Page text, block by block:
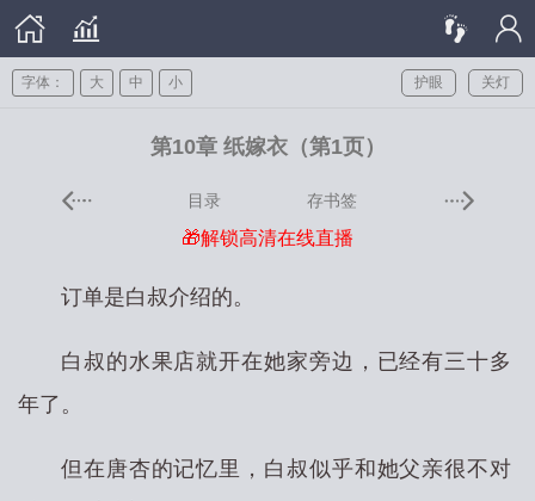
关灯
护眼
字体： 大 中 小
第10章 纸嫁衣（第1页）
目录 存书签
🎁解锁高清在线直播
订单是白叔介绍的。
白叔的水果店就开在她家旁边，已经有三十多
年了。
但在唐杏的记忆里，白叔似乎和她父亲很不对